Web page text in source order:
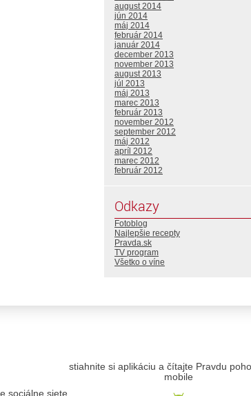
august 2014
jún 2014
máj 2014
február 2014
január 2014
december 2013
november 2013
august 2013
júl 2013
máj 2013
marec 2013
február 2013
november 2012
september 2012
máj 2012
apríl 2012
marec 2012
február 2012
Odkazy
Fotoblog
Najlepšie recepty
Pravda.sk
TV program
Všetko o víne
sociálne siete
stiahnite si aplikáciu a čítajte Pravdu
mobile